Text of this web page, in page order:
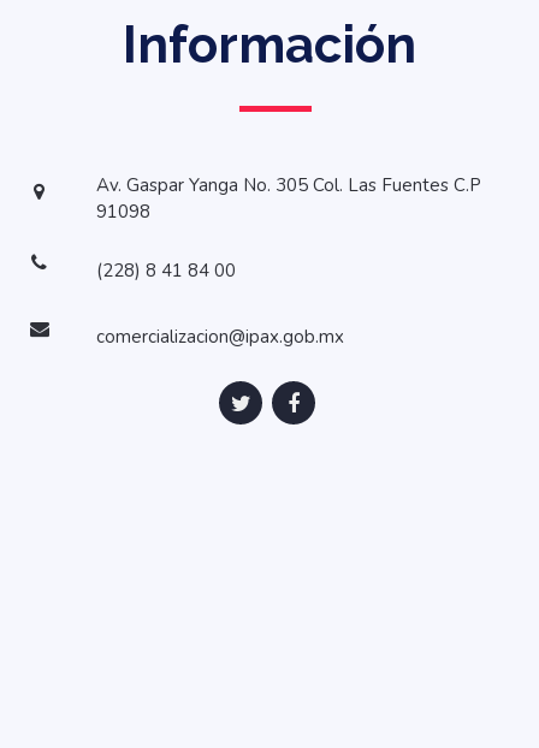
Información
Av. Gaspar Yanga No. 305 Col. Las Fuentes C.P
91098
(228) 8 41 84 00
comercializacion@ipax.gob.mx